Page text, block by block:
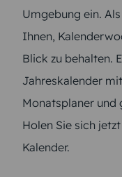
Umgebung ein.
Ihnen,
Blick zu behalten.
Jahreskalender
Monatsplaner und
Holen Sie sich
Kalender.